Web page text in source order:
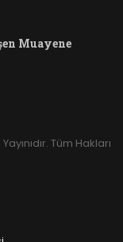
Muayene
Tüm Hakları